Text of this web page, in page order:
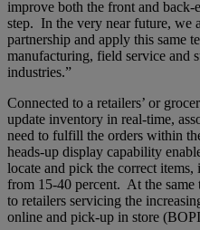
improve both the front and back-
step. In the very near future, we
partnership and apply this same
manufacturing, field service and
industries.”
Connected to a retailers’ or
update inventory in real-time,
need to fulfill the orders within
heads-up display capability
locate and pick the correct
from 15-40 percent. At the
to retailers servicing the
online and pick-up in store